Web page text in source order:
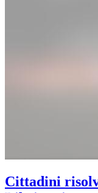
Cittadini